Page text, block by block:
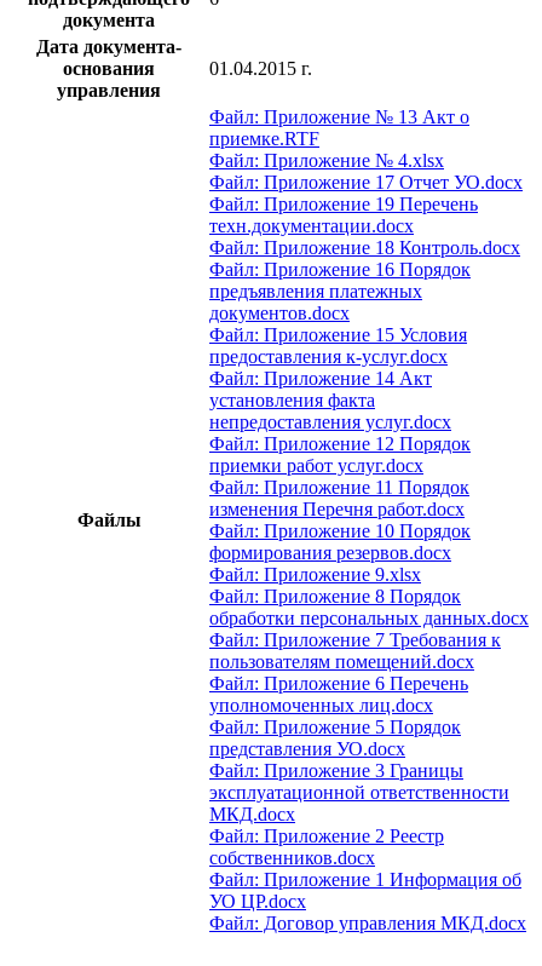
документа
Дата документа-
основания
управления
01.04.2015 г.
Файлы
Файл: Приложение № 13 Акт о
приемке.RTF
Файл: Приложение № 4.xlsx
Файл: Приложение 17 Отчет УО.docx
Файл: Приложение 19 Перечень
техн.документации.docx
Файл: Приложение 18 Контроль.docx
Файл: Приложение 16 Порядок
предъявления платежных
документов.docx
Файл: Приложение 15 Условия
предоставления к-услуг.docx
Файл: Приложение 14 Акт
установления факта
непредоставления услуг.docx
Файл: Приложение 12 Порядок
приемки работ услуг.docx
Файл: Приложение 11 Порядок
изменения Перечня работ.docx
Файл: Приложение 10 Порядок
формирования резервов.docx
Файл: Приложение 9.xlsx
Файл: Приложение 8 Порядок
обработки персональных данных.docx
Файл: Приложение 7 Требования к
пользователям помещений.docx
Файл: Приложение 6 Перечень
уполномоченных лиц.docx
Файл: Приложение 5 Порядок
представления УО.docx
Файл: Приложение 3 Границы
эксплуатационной ответственности
МКД.docx
Файл: Приложение 2 Реестр
собственников.docx
Файл: Приложение 1 Информация об
УО ЦР.docx
Файл: Договор управления МКД.docx